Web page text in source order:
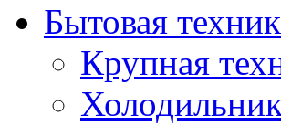
Бытовая
Крупная